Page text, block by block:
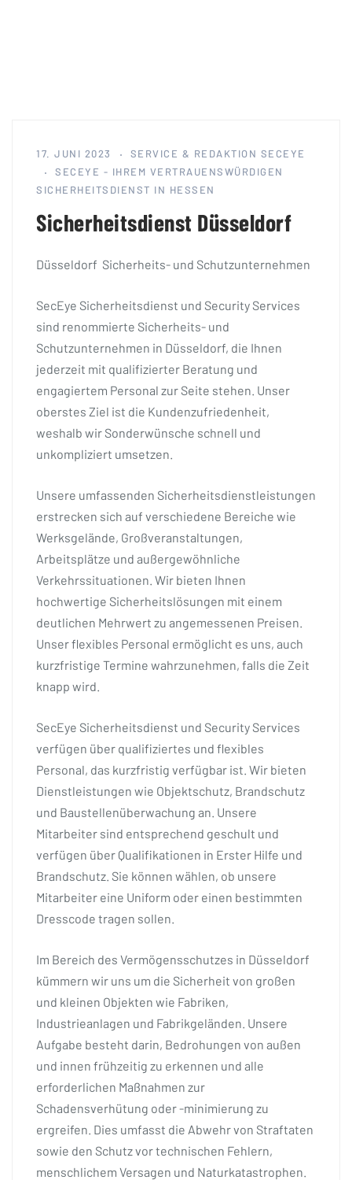
17. JUNI 2023
SERVICE & REDAKTION SECEYE
SECEYE - IHREM VERTRAUENSWÜRDIGEN
SICHERHEITSDIENST IN HESSEN
Sicherheitsdienst Düsseldorf
Düsseldorf Sicherheits- und Schutzunternehmen
SecEye Sicherheitsdienst und Security Services
sind renommierte Sicherheits- und
Schutzunternehmen in Düsseldorf, die Ihnen
jederzeit mit qualifizierter Beratung und
engagiertem Personal zur Seite stehen. Unser
oberstes Ziel ist die Kundenzufriedenheit,
weshalb wir Sonderwünsche schnell und
unkompliziert umsetzen.
Unsere umfassenden Sicherheitsdienstleistungen
erstrecken sich auf verschiedene Bereiche wie
Werksgelände, Großveranstaltungen,
Arbeitsplätze und außergewöhnliche
Verkehrssituationen. Wir bieten Ihnen
hochwertige Sicherheitslösungen mit einem
deutlichen Mehrwert zu angemessenen Preisen.
Unser flexibles Personal ermöglicht es uns, auch
kurzfristige Termine wahrzunehmen, falls die Zeit
knapp wird.
SecEye Sicherheitsdienst und Security Services
verfügen über qualifiziertes und flexibles
Personal, das kurzfristig verfügbar ist. Wir bieten
Dienstleistungen wie Objektschutz, Brandschutz
und Baustellenüberwachung an. Unsere
Mitarbeiter sind entsprechend geschult und
verfügen über Qualifikationen in Erster Hilfe und
Brandschutz. Sie können wählen, ob unsere
Mitarbeiter eine Uniform oder einen bestimmten
Dresscode tragen sollen.
Im Bereich des Vermögensschutzes in Düsseldorf
kümmern wir uns um die Sicherheit von großen
und kleinen Objekten wie Fabriken,
Industrieanlagen und Fabrikgeländen. Unsere
Aufgabe besteht darin, Bedrohungen von außen
und innen frühzeitig zu erkennen und alle
erforderlichen Maßnahmen zur
Schadensverhütung oder -minimierung zu
ergreifen. Dies umfasst die Abwehr von Straftaten
sowie den Schutz vor technischen Fehlern,
menschlichem Versagen und Naturkatastrophen.